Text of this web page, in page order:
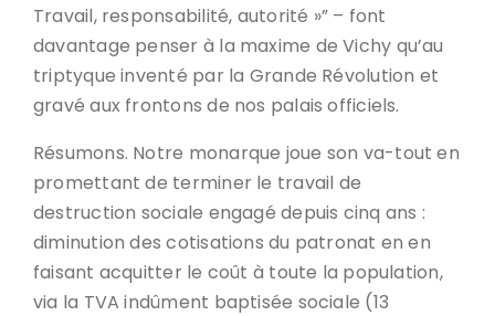
Travail, responsabilité, autorité »” – font
davantage penser à la maxime de Vichy qu’au
triptyque inventé par la Grande Révolution et
gravé aux frontons de nos palais officiels.
Résumons. Notre monarque joue son va-tout en
promettant de terminer le travail de
destruction sociale engagé depuis cinq ans :
diminution des cotisations du patronat en en
faisant acquitter le coût à toute la population,
via la TVA indûment baptisée sociale (13